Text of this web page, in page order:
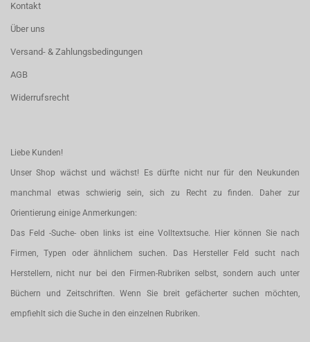
Kontakt
Über uns
Versand- & Zahlungsbedingungen
AGB
Widerrufsrecht
Liebe Kunden!
Unser Shop wächst und wächst! Es dürfte nicht nur für den Neukunden
manchmal etwas schwierig sein, sich zu Recht zu finden. Daher zur
Orientierung einige Anmerkungen:
Das Feld -Suche- oben links ist eine Volltextsuche. Hier können Sie nach
Firmen, Typen oder ähnlichem suchen. Das Hersteller Feld sucht nach
Herstellern, nicht nur bei den Firmen-Rubriken selbst, sondern auch unter
Büchern und Zeitschriften. Wenn Sie breit gefächerter suchen möchten,
empfiehlt sich die Suche in den einzelnen Rubriken.